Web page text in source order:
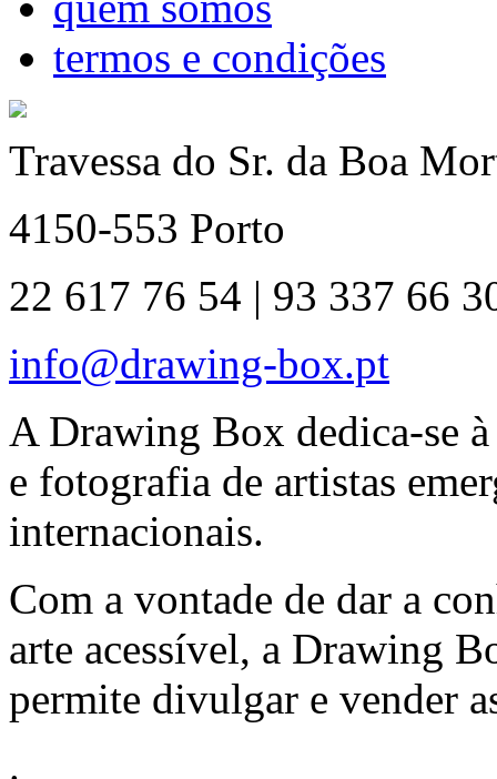
termos e condições
Travessa do Sr. da Boa
4150-553 Porto
22 617 76 54 | 93 337 66
info@drawing-box.pt
A Drawing Box dedica-se
e fotografia de artistas
internacionais.
Com a vontade de dar a
arte acessível, a Drawing
permite divulgar e vender
.